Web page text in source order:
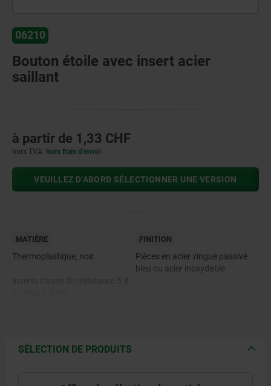
06210
Bouton étoile avec insert acier
saillant
à partir de 1,33 CHF
hors TVA hors frais d’envoi
VEUILLEZ D’ABORD SÉLECTIONNER UNE VERSION
MATIÈRE
Thermoplastique, noir.
FINITION
Pièces en acier zingué passivé
bleu ou acier inoxydable
SÉLECTION DE PRODUITS